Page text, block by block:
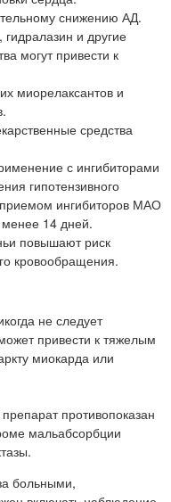
снижению АД.
и другие
могут привести к
миорелаксантов и
средства
с ингибиторами
гипотензивного
ингибиторов МАО
менее 14 дней.
повышают риск
кровообращения.
не следует
привести к тяжелым
миокарда или
противопоказан
мальабсорбции
больными,